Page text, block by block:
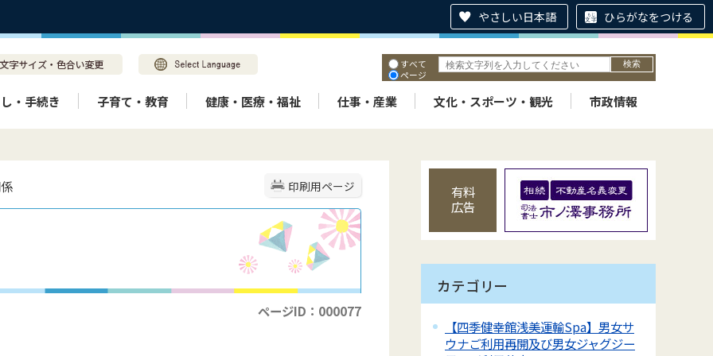
やさしい日本語 ひらがなをつける
すべて
ページ
・手続き 子育て・教育 健康・医療・福祉 仕事・産業 文化・スポーツ・観光 市政情報
印刷用ページ
ページID：000077
有料
広告
カテゴリー
【四季健幸館浅美運輸Spa】男女サ
ウナご利用再開及び男女ジャグジー